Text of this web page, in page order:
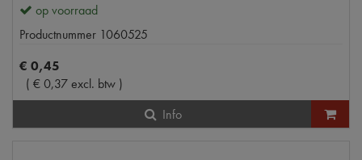
op voorraad
Productnummer 1060525
€ 0,45
( €0,37excl. btw )
Info